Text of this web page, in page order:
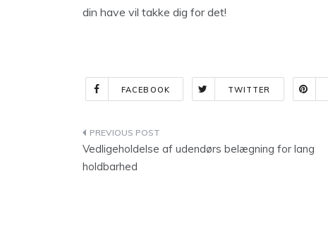
din have vil takke dig for det!
FACEBOOK TWITTER
Indlægsnavigation
Vedligeholdelse af udendørs belægning for lang
holdbarhed